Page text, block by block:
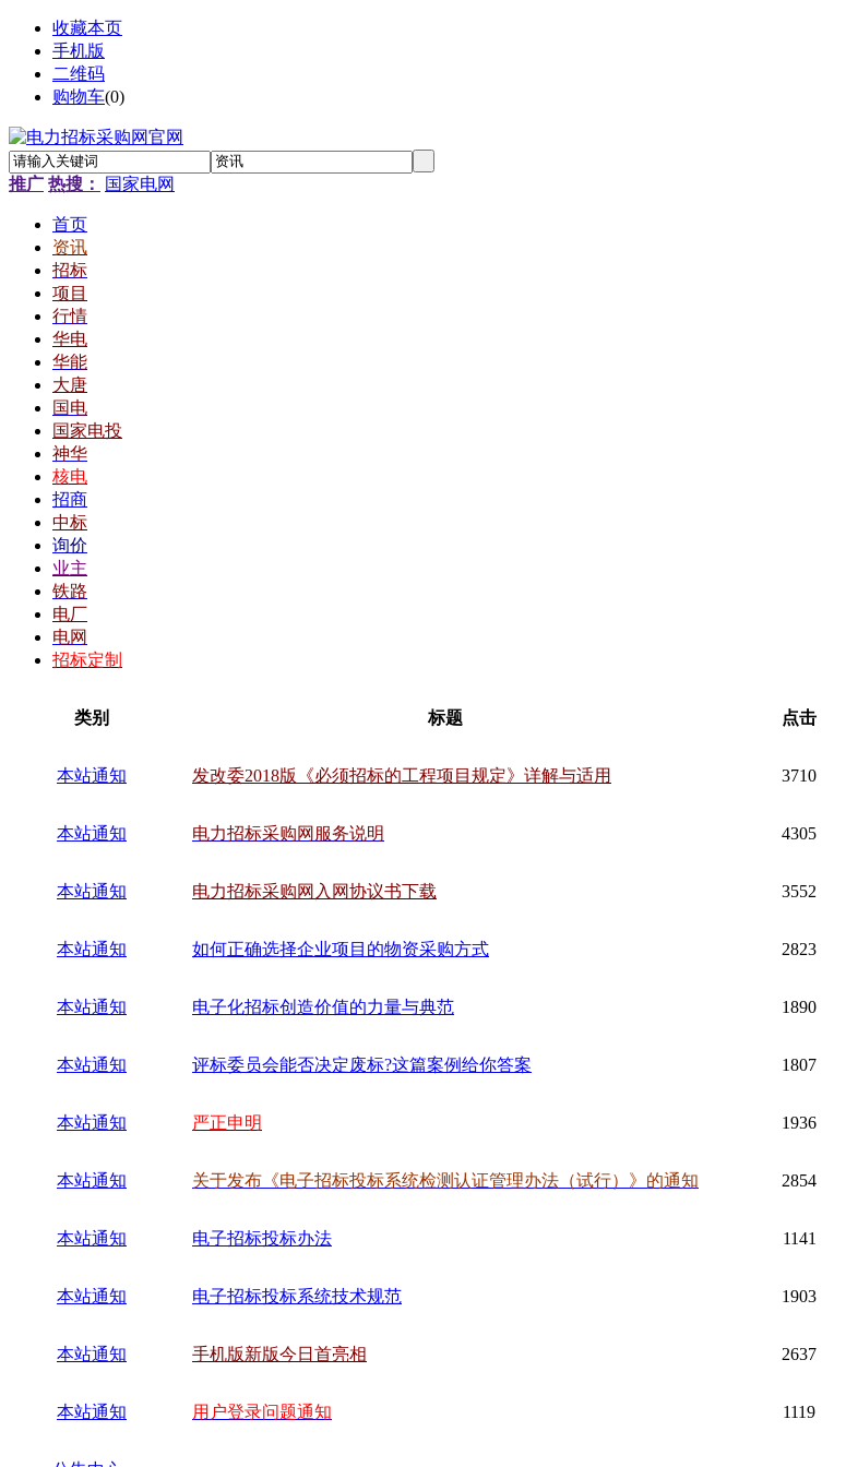
收藏本页
手机版
二维码
购物车(0)
推广 热搜： 国家电网
首页
资讯
招标
项目
行情
华电
华能
大唐
国电
国家电投
神华
核电
招商
中标
询价
业主
铁路
电厂
电网
招标定制
类别 标题 点击
本站通知 发改委2018版《必须招标的工程项目规定》详解与适用 3710
本站通知 电力招标采购网服务说明 4305
本站通知 电力招标采购网入网协议书下载 3552
本站通知 如何正确选择企业项目的物资采购方式 2823
本站通知 电子化招标创造价值的力量与典范 1890
本站通知 评标委员会能否决定废标?这篇案例给你答案 1807
本站通知 严正申明 1936
本站通知 关于发布《电子招标投标系统检测认证管理办法（试行）》的通知 2854
本站通知 电子招标投标办法 1141
本站通知 电子招标投标系统技术规范 1903
本站通知 手机版新版今日首亮相 2637
本站通知 用户登录问题通知 1119